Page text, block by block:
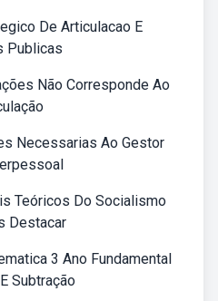
De Articulacao E
Publicas
Não Corresponde Ao
Necessarias Ao Gestor
Teóricos Do Socialismo
Destacar
3 Ano Fundamental
Subtração